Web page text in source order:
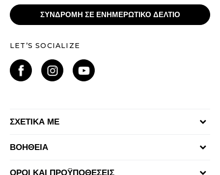
ΣΥΝΔΡΟΜΗ ΣΕ ΕΝΗΜΕΡΩΤΙΚΟ ΔΕΛΤΙΟ
LET’S SOCIALIZE
ΣΧΕΤΙΚΑ ΜΕ
Καταστήματα
ΒΟΗΘΕΙΑ
ΟΡΟΙ ΚΑΙ ΠΡΟΫΠΟΘΕΣΕΙΣ